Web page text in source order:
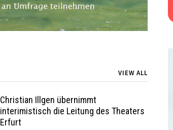
VIEW ALL
Christian Illgen übernimmt
interimistisch die Leitung des Theaters
Erfurt